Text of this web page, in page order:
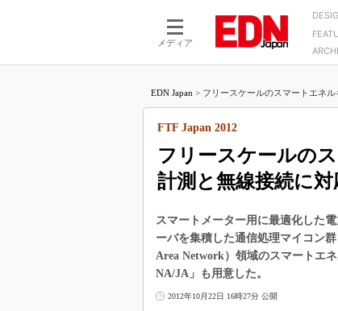
メディア
モーターLSI
つながるクルマ
エレクトロニクス入門
5G（EE Times Japan）
製品解剖（EE Times Japan）
マイクロプロセッ
たった2つの式で始
バーターの設計
DC-DCコンバーター
Wired, Weird
マイコン講座
高速シリアル伝送技
EDN Japan > フリースケールのスマートエネル
フリースケールの
計測と無線接続に対
FTF Japan 2012
スマートメーター用に最適化した
ーバを集積した通信処理マイコン
Area Network）領域のスマートエ
NA/JA」も用意した。
2012年10月22日 16時27分 公開